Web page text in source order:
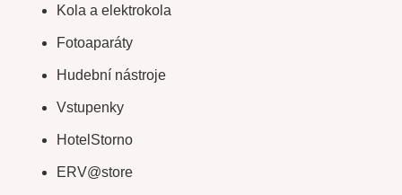
Kola a elektrokola
Fotoaparáty
Hudební nástroje
Vstupenky
HotelStorno
ERV@store